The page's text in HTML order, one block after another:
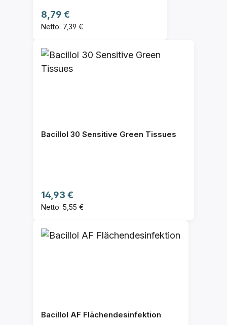
Regulärer Preis:
8,79 €
Netto: 7,39 €
Bacillol 30 Sensitive Green Tissues
Regulärer Preis:
14,93 €
Netto: 5,55 €
Bacillol AF Flächendesinfektion